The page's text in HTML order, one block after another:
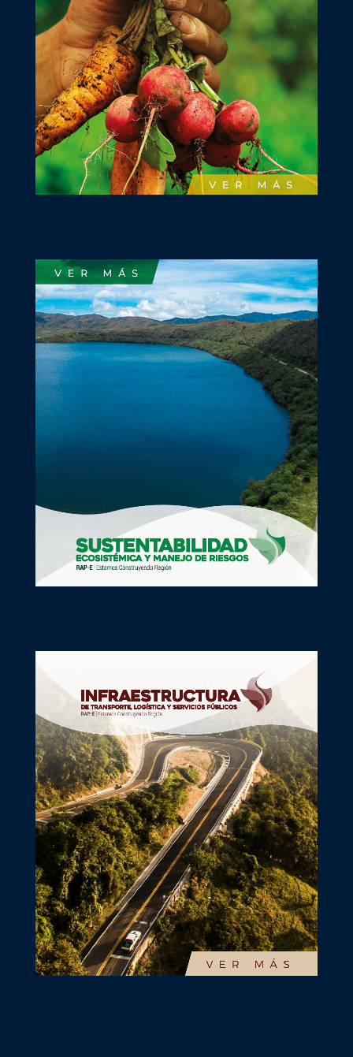
la Región Central, sustentado en la mejora de la
productividad rural, la dinamización de los
equipamientos, la generación de valor agregado
local y la consolidación de canales de
comercialización.